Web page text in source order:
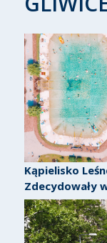
Kąpielisko
Zdecydowały